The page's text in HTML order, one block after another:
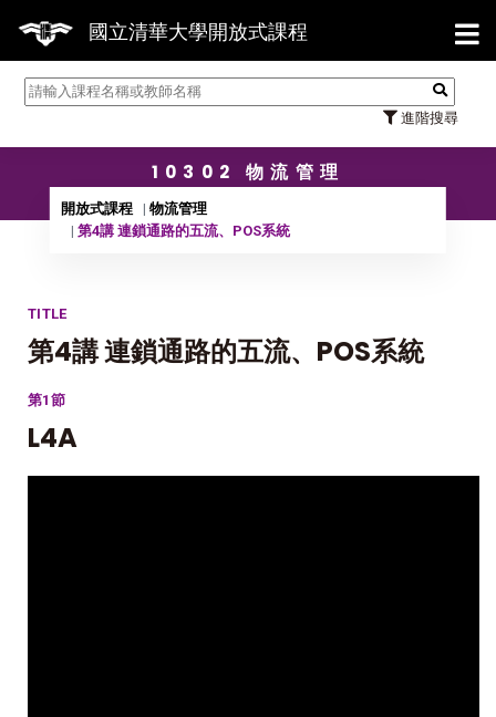
國立清華大學開放式課程
進階搜尋
【7/
10302 物流管理
開放式課程
物流管理
第4講 連鎖通路的五流、POS系統
TITLE
第4講 連鎖通路的五流、POS系統
第1節
L4A